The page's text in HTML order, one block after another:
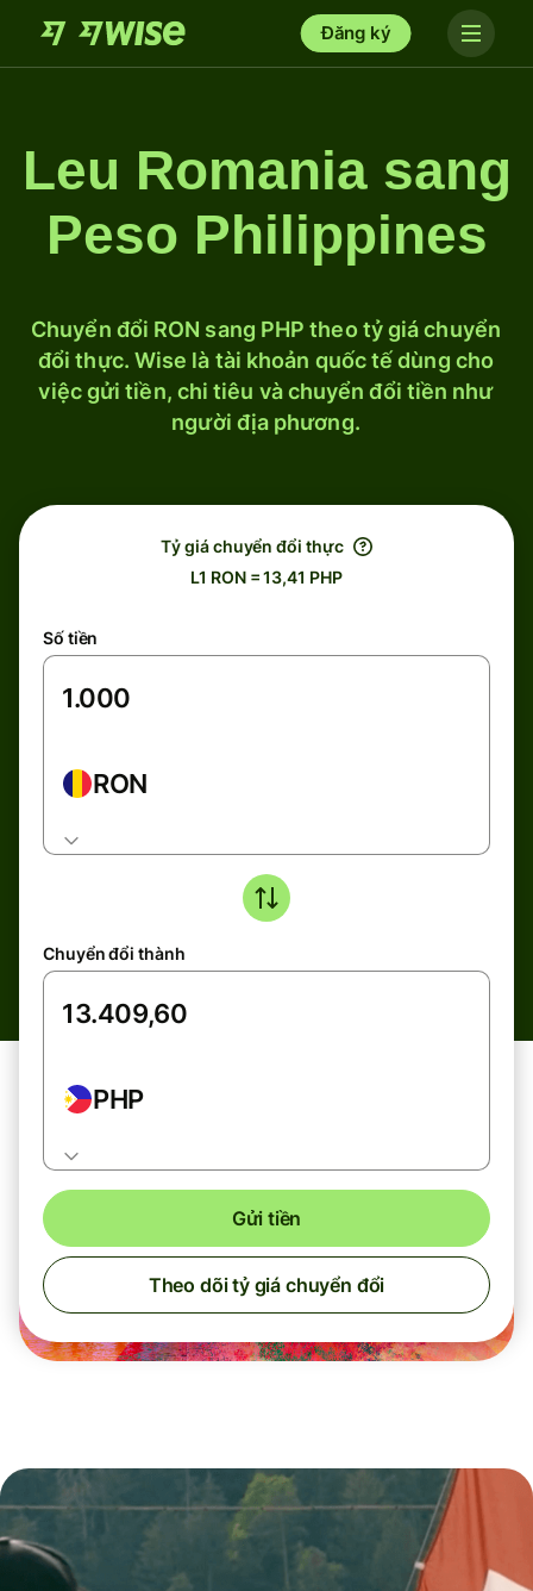
Đăng ký
Leu Romania sang
Peso Philippines
Chuyển đổi RON sang PHP theo tỷ giá chuyển
đổi thực. Wise là tài khoản quốc tế dùng cho
việc gửi tiền, chi tiêu và chuyển đổi tiền như
người địa phương.
Tỷ giá chuyển đổi thực
L1 RON = 13,41 PHP
Số tiền
RON
Chuyển đổi thành
PHP
Gửi tiền
Theo dõi tỷ giá chuyển đổi